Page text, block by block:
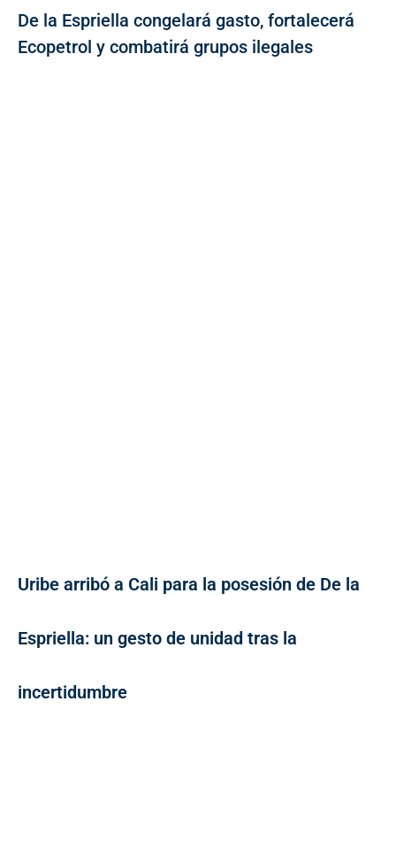
De la Espriella congelará gasto, fortalecerá
Ecopetrol y combatirá grupos ilegales
Uribe arribó a Cali para la posesión de De la
Espriella: un gesto de unidad tras la
incertidumbre